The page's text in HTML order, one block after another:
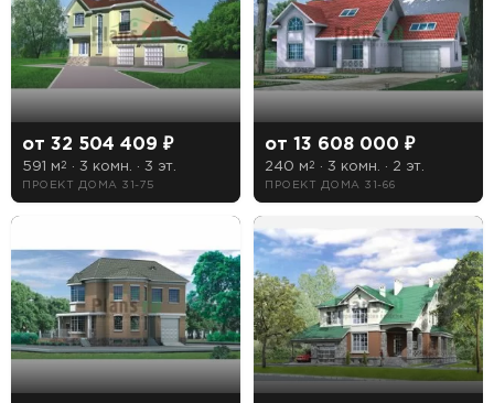
от 32 504 409 ₽
591 м 2 · 3 комн. · 3 эт.
ПРОЕКТ ДОМА 31-75
от 13 608 000 ₽
240 м 2 · 3 комн. · 2 эт.
ПРОЕКТ ДОМА 31-66
От — До
Этажность
1 этажные дома
3 этажные дома
Тип кровли
Мансардная